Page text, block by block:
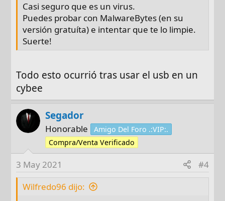
Casi seguro que es un virus.
Puedes probar con MalwareBytes (en su
versión gratuíta) e intentar que te lo limpie.
Suerte!
Todo esto ocurrió tras usar el usb en un
cybee
Segador
Honorable
Amigo Del Foro .:VIP:.
Compra/Venta Verificado
3 May 2021
#4
Wilfredo96 dijo: